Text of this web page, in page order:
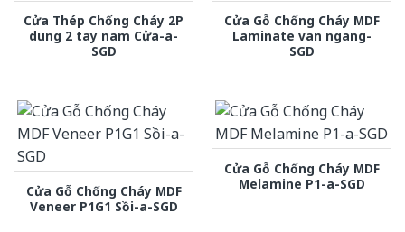
Cửa Thép Chống Cháy 2P
dung 2 tay nam Cửa-a-
SGD
Cửa Gỗ Chống Cháy MDF
Laminate van ngang-
SGD
Cửa Gỗ Chống Cháy MDF
Veneer P1G1 Sồi-a-SGD
Cửa Gỗ Chống Cháy MDF
Melamine P1-a-SGD